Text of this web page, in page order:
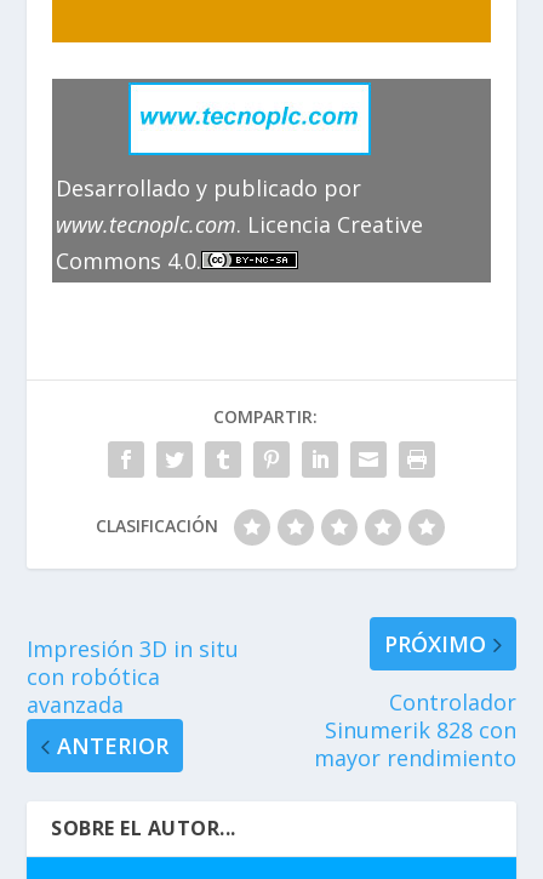
Desarrollado y publicado por
www.tecnoplc.com. Licencia Creative
Commons 4.0.
COMPARTIR:
CLASIFICACIÓN
Impresión 3D in situ
con robótica
avanzada
ANTERIOR
PRÓXIMO
Controlador
Sinumerik 828 con
mayor rendimiento
SOBRE EL AUTOR...